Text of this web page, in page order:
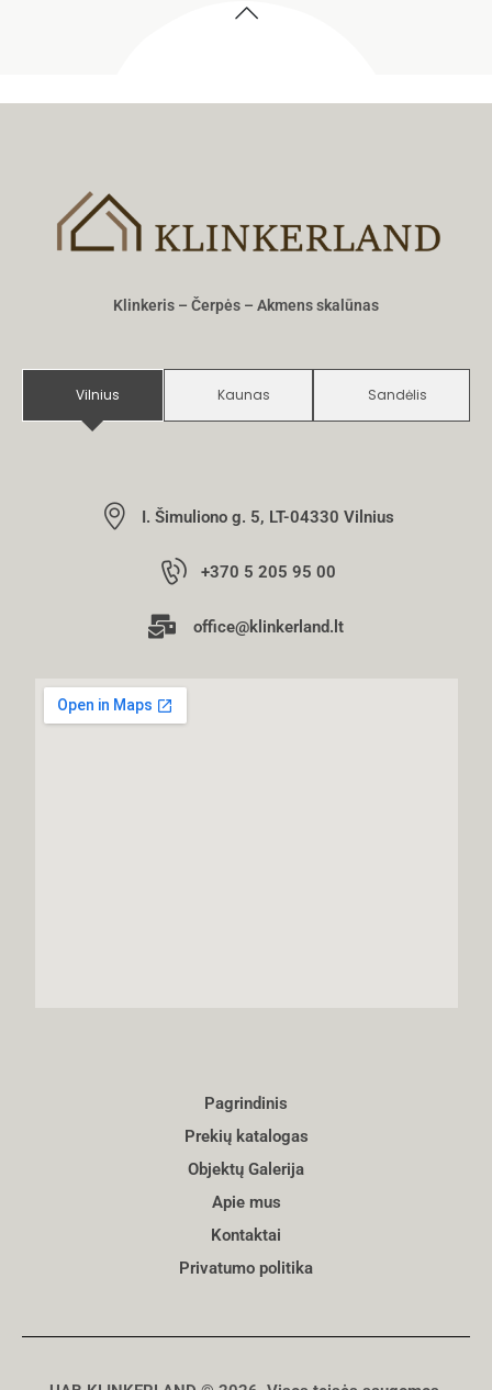
Klinkeris – Čerpės – Akmens skalūnas
Vilnius Kaunas Sandėlis
I. Šimuliono g. 5, LT-04330 Vilnius
+370 5 205 95 00
office@klinkerland.lt
Pagrindinis
Prekių katalogas
Objektų Galerija
Apie mus
Kontaktai
Privatumo politika